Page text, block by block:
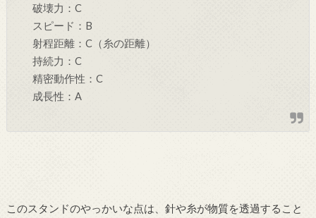
破壊力：C
スピード：B
射程距離：C（糸の距離）
持続力：C
精密動作性：C
成長性：A
このスタンドのやっかいな点は、針や糸が物質を透過すること